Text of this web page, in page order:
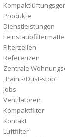
Produkte
Dienstleistungen
Filterzellen
Referenzen
Zentrale
„Paint-/Dust-stop“
Jobs
Ventilatoren
Kompaktfilter
Kontakt
Luftfilter